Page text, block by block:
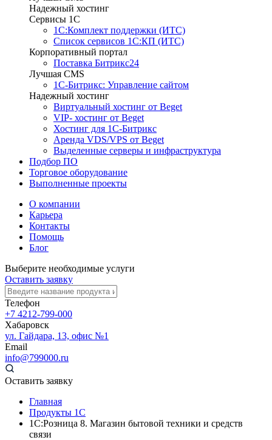
Надежный хостинг
Сервисы 1C
1С:Комплект поддержки (ИТС)
Список сервисов 1С:КП (ИТС)
Корпоративный портал
Поставка Битрикс24
Лучшая CMS
1С-Битрикс: Управление сайтом
Надежный хостинг
Виртуальный хостинг от Beget
VIP- хостинг от Beget
Хостинг для 1С-Битрикс
Аренда VDS/VPS от Beget
Выделенные серверы и инфраструктура
Подбор ПО
Торговое оборудование
Выполненные проекты
О компании
Карьера
Контакты
Помощь
Блог
Выберите необходимые услуги
Оставить заявку
Телефон
+7 4212-799-000
Хабаровск
ул. Гайдара, 13, офис №1
Email
info@799000.ru
Оставить заявку
Главная
Продукты 1С
1С:Розница 8. Магазин бытовой техники и средств
связи